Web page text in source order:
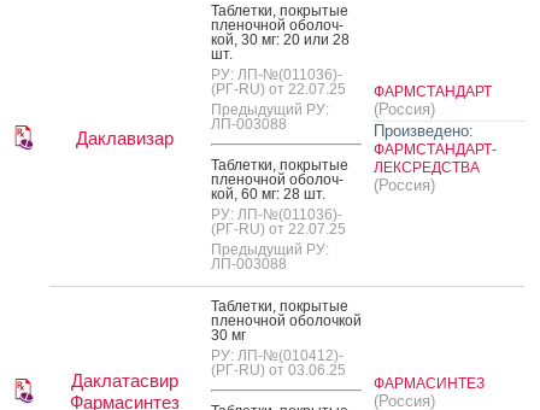
Даклавизар
Таб­летки, пок­ры­тые
пле­ноч­ной обо­лоч­
кой, 30 мг: 20 или 28
шт.
РУ: ЛП-№(011036)-
(РГ-RU) от 22.07.25
Предыдущий РУ:
ЛП-003088
Таб­летки, пок­ры­тые
пле­ноч­ной обо­лоч­
кой, 60 мг: 28 шт.
РУ: ЛП-№(011036)-
(РГ-RU) от 22.07.25
Предыдущий РУ:
ЛП-003088
ФАРМСТАНДАРТ
(Россия)
Произведено:
ФАРМСТАНДАРТ-
ЛЕКСРЕДСТВА
(Россия)
Даклатасвир
Фармасинтез
Таб­летки, пок­ры­тые
пле­ноч­ной обо­лоч­кой
30 мг
РУ: ЛП-№(010412)-
(РГ-RU) от 03.06.25
ФАРМАСИНТЕЗ
(Россия)